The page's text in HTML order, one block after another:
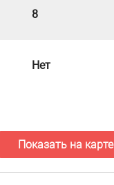
8
Нет
Показать на карте